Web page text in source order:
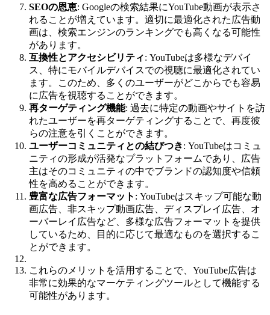
SEOの恩恵: Googleの検索結果にYouTube動画が表示さ
れることが増えています。適切に最適化された広告動
画は、検索エンジンのランキングでも高くなる可能性
があります。
互換性とアクセシビリティ: YouTubeは多様なデバイ
ス、特にモバイルデバイスでの視聴に最適化されてい
ます。このため、多くのユーザーがどこからでも容易
に広告を視聴することができます。
再ターゲティング機能: 過去に特定の動画やサイトを訪
れたユーザーを再ターゲティングすることで、再度彼
らの注意を引くことができます。
ユーザーコミュニティとの結びつき: YouTubeはコミュ
ニティの形成が活発なプラットフォームであり、広告
主はそのコミュニティの中でブランドの認知度や信頼
性を高めることができます。
豊富な広告フォーマット : YouTubeはスキップ可能な動
画広告、非スキップ動画広告、ディスプレイ広告、オ
ーバーレイ広告など、多様な広告フォーマットを提供
しているため、目的に応じて最適なものを選択するこ
とができます。
これらのメリットを活用することで、YouTube広告は
非常に効果的なマーケティングツールとして機能する
可能性があります。